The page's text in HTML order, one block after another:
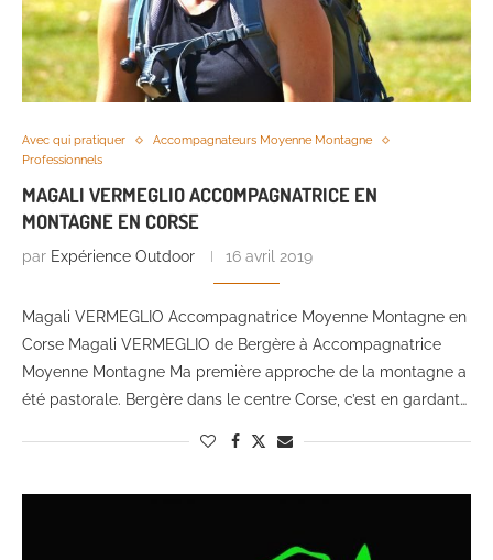
Avec qui pratiquer
Accompagnateurs Moyenne Montagne
Professionnels
MAGALI VERMEGLIO ACCOMPAGNATRICE EN
MONTAGNE EN CORSE
par Expérience Outdoor 16 avril 2019
Magali VERMEGLIO Accompagnatrice Moyenne Montagne en
Corse Magali VERMEGLIO de Bergère à Accompagnatrice
Moyenne Montagne Ma première approche de la montagne a
été pastorale. Bergère dans le centre Corse, c’est en gardant…